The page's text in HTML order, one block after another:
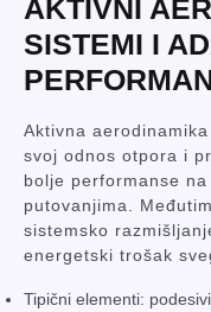
AKTIVNI
SISTEMI I
Aktivna
svoj odnos otpora i
bolje performanse
putovanjima.
sistemsko
energetski trošak
Tipični elementi: